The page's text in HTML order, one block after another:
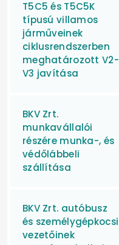
T5C5 és T5C5K
típusú villamos
járműveinek
ciklusrendszerben
meghatározott V2-
V3 javítása
BKV Zrt.
munkavállalói
részére munka-, és
védőlábbeli
szállítása
BKV Zrt. autóbusz
és személygépkocsi
vezetőinek